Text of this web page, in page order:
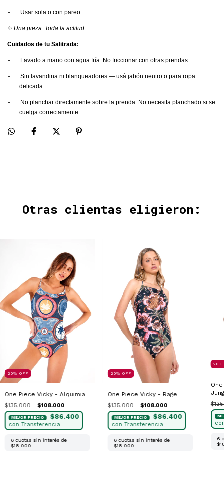
- Usar sola o con pareo
✨ Una pieza. Toda la actitud.
Cuidados de tu Salitrada:
- Lavado a mano con agua fría. No friccionar con otras prendas.
-
Sin lavandina ni blanqueadores — usá jabón neutro o para ropa
delicada.
-
No planchar directamente sobre la prenda. No necesita planchado si se
cuelga correctamente.
Otras clientas eligieron:
20% OFF
One Piece Vicky - Alquimia
$135.000 $108.000
$86.400
6 cuotas sin interés de
$18.000
20% OFF
One Piece Vicky - Rage
$135.000 $108.000
$86.400
6 cuotas sin interés de
$18.000
20
6